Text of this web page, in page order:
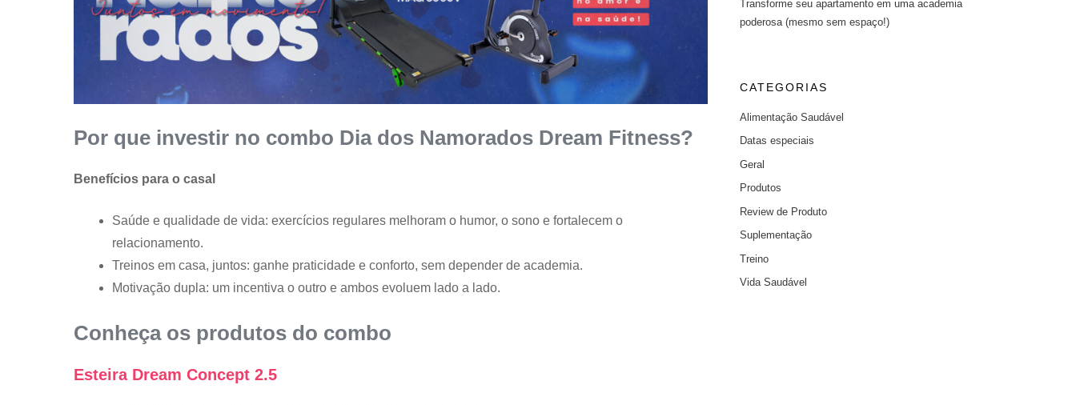
Por que investir no combo Dia dos Namorados Dream Fitness?
Benefícios para o casal
Saúde e qualidade de vida: exercícios regulares melhoram o humor, o sono e fortalecem o
relacionamento.
Treinos em casa, juntos: ganhe praticidade e conforto, sem depender de academia.
Motivação dupla: um incentiva o outro e ambos evoluem lado a lado.
Conheça os produtos do combo
Esteira Dream Concept 2.5
Transforme seu apartamento em uma academia
poderosa (mesmo sem espaço!)
CATEGORIAS
Alimentação Saudável
Datas especiais
Geral
Produtos
Review de Produto
Suplementação
Treino
Vida Saudável